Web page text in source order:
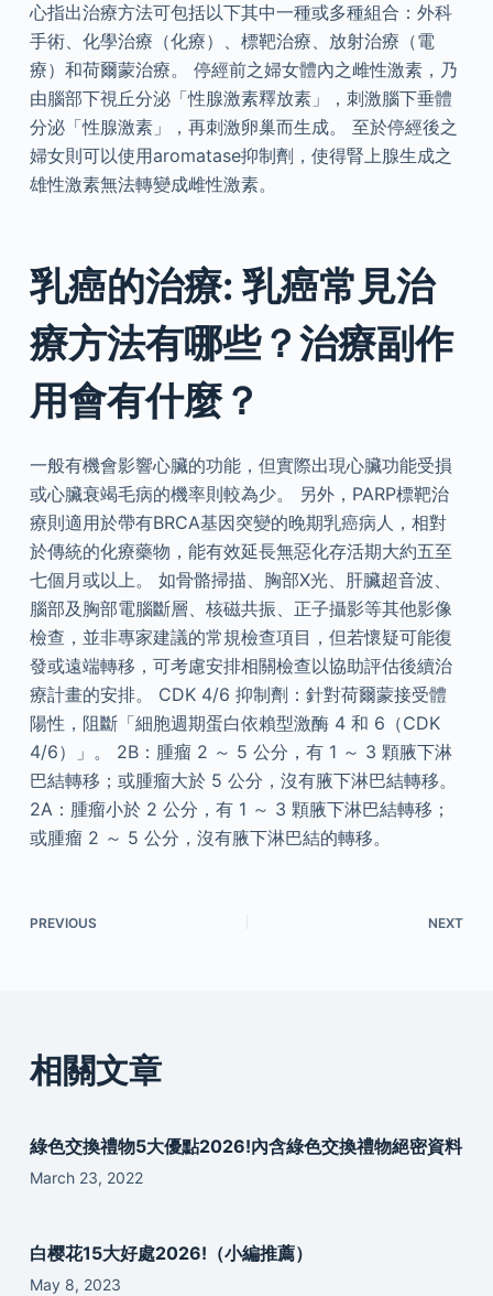
心指出治療方法可包括以下其中一種或多種組合：外科
手術、化學治療（化療）、標靶治療、放射治療（電
療）和荷爾蒙治療。 停經前之婦女體內之雌性激素，乃
由腦部下視丘分泌「性腺激素釋放素」，刺激腦下垂體
分泌「性腺激素」，再刺激卵巢而生成。 至於停經後之
婦女則可以使用aromatase抑制劑，使得腎上腺生成之
雄性激素無法轉變成雌性激素。
乳癌的治療: 乳癌常見治
療方法有哪些？治療副作
用會有什麼？
一般有機會影響心臟的功能，但實際出現心臟功能受損
或心臟衰竭毛病的機率則較為少。 另外，PARP標靶治
療則適用於帶有BRCA基因突變的晚期乳癌病人，相對
於傳統的化療藥物，能有效延長無惡化存活期大約五至
七個月或以上。 如骨骼掃描、胸部X光、肝臟超音波、
腦部及胸部電腦斷層、核磁共振、正子攝影等其他影像
檢查，並非專家建議的常規檢查項目，但若懷疑可能復
發或遠端轉移，可考慮安排相關檢查以協助評估後續治
療計畫的安排。 CDK 4/6 抑制劑：針對荷爾蒙接受體
陽性，阻斷「細胞週期蛋白依賴型激酶 4 和 6（CDK
4/6）」。 2B：腫瘤 2 ～ 5 公分，有 1 ～ 3 顆腋下淋
巴結轉移；或腫瘤大於 5 公分，沒有腋下淋巴結轉移。
2A：腫瘤小於 2 公分，有 1 ～ 3 顆腋下淋巴結轉移；
或腫瘤 2 ～ 5 公分，沒有腋下淋巴結的轉移。
PREVIOUS NEXT
相關文章
綠色交換禮物5大優點2026!內含綠色交換禮物絕密資料
March 23, 2022
白樱花15大好處2026!（小編推薦）
May 8, 2023